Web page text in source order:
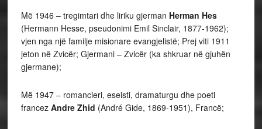
Më 1946 – tregimtari dhe liriku gjerman Herman Hes
(Hermann Hesse, pseudonimi Emil Sinclair, 1877-1962);
vjen nga një familje misionare evangjelistë; Prej viti 1911
jeton në Zvicër; Gjermani – Zvicër (ka shkruar në gjuhën
gjermane);
Më 1947 – romancieri, eseisti, dramaturgu dhe poeti
francez Andre Zhid (André Gide, 1869-1951), Francë;